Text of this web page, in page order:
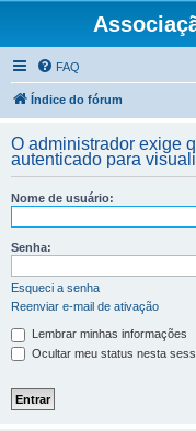
FAQ
Índice do fórum
O administrador exige
autenticado para
Nome de usuário:
Senha:
Esqueci a senha
Reenviar e-mail de ativação
Lembrar minhas informações
Ocultar meu status nesta